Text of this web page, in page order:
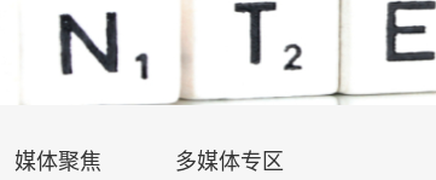
媒体聚焦 多媒体专区